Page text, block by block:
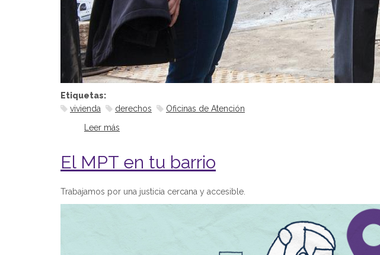
Etiquetas:
vivienda
derechos
Oficinas de Atención
Leer más
El MPT en tu barrio
Trabajamos por una justicia cercana y accesible.